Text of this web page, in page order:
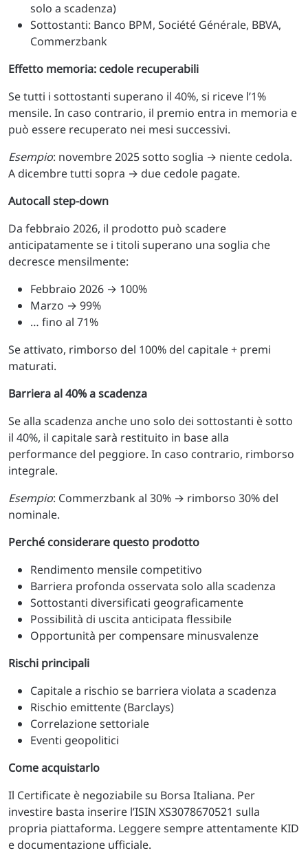
solo a scadenza)
Sottostanti: Banco BPM, Société Générale, BBVA,
Commerzbank
Effetto memoria: cedole recuperabili
Se tutti i sottostanti superano il 40%, si riceve l’1%
mensile. In caso contrario, il premio entra in memoria e
può essere recuperato nei mesi successivi.
Esempio: novembre 2025 sotto soglia → niente cedola.
A dicembre tutti sopra → due cedole pagate.
Autocall step-down
Da febbraio 2026, il prodotto può scadere
anticipatamente se i titoli superano una soglia che
decresce mensilmente:
Febbraio 2026 → 100%
Marzo → 99%
… fino al 71%
Se attivato, rimborso del 100% del capitale + premi
maturati.
Barriera al 40% a scadenza
Se alla scadenza anche uno solo dei sottostanti è sotto
il 40%, il capitale sarà restituito in base alla
performance del peggiore. In caso contrario, rimborso
integrale.
Esempio: Commerzbank al 30% → rimborso 30% del
nominale.
Perché considerare questo prodotto
Rendimento mensile competitivo
Barriera profonda osservata solo alla scadenza
Sottostanti diversificati geograficamente
Possibilità di uscita anticipata flessibile
Opportunità per compensare minusvalenze
Rischi principali
Capitale a rischio se barriera violata a scadenza
Rischio emittente (Barclays)
Correlazione settoriale
Eventi geopolitici
Come acquistarlo
Il Certificate è negoziabile su Borsa Italiana. Per
investire basta inserire l’ISIN XS3078670521 sulla
propria piattaforma. Leggere sempre attentamente KID
e documentazione ufficiale.